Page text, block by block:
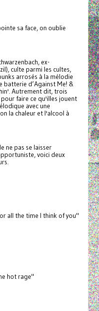
sa face, on oublie
ex-
culte parmi les cultes,
arrosés à la mélodie
batterie d’Against Me! &
Autrement dit, trois
faire ce qu'illes jouent
avec une
la chaleur et l'alcool à
ne pas se laisser
voici deux
all the time I think of you"
hot rage"